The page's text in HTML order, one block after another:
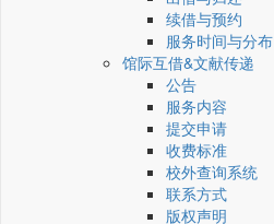
续借与预约
服务时间与分布
馆际互借&文献传递
公告
服务内容
提交申请
收费标准
校外查询系统
联系方式
版权声明